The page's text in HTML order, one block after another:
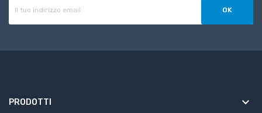
PRODOTTI keyboard_arrow_down